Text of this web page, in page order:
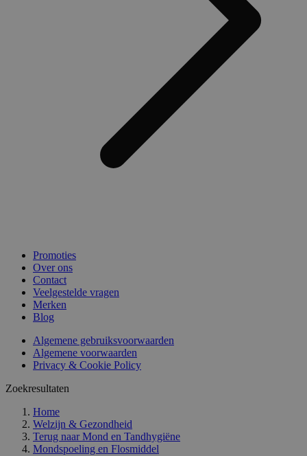
Promoties
Over ons
Contact
Veelgestelde vragen
Merken
Blog
Algemene gebruiksvoorwaarden
Algemene voorwaarden
Privacy & Cookie Policy
Zoekresultaten
Home
Welzijn & Gezondheid
Terug naar Mond en Tandhygiëne
Mondspoeling en Flosmiddel